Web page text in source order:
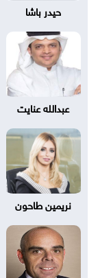
حيدر باشا
عبدالله عنايت
نريمين طاحون